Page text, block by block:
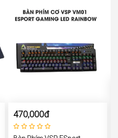
470,000đ